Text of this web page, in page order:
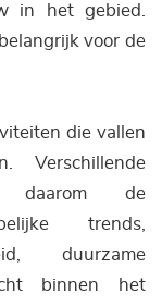
in het gebied.
voor de
die vallen
Verschillende
daarom de
trends,
duurzame
binnen het